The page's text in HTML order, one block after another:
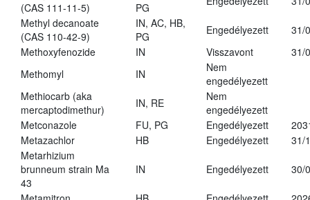
(CAS 111-11-5)
PG
Methyl decanoate
(CAS 110-42-9)
IN, AC, HB,
PG
Engedélyezett
31/
Methoxyfenozide
IN Visszavont
31/
Methomyl
IN
Nem
engedélyezett
Methiocarb (aka
mercaptodimethur)
IN, RE
Nem
engedélyezett
Metconazole
FU, PG Engedélyezett
Metazachlor
HB Engedélyezett
31/
Metarhizium
brunneum strain Ma
43
IN Engedélyezett 30/